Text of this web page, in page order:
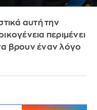
αυτή την
περιμένει
βρουν έναν λόγο